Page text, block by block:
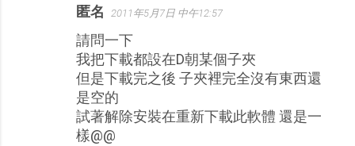
匿名 2011年5月7日 中午12:57
請問一下
我把下載都設在D朝某個子夾
但是下載完之後 子夾裡完全沒有東西還
是空的
試著解除安裝在重新下載此軟體 還是一
樣@@